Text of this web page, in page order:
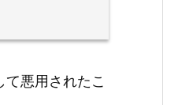
悪用されたこ